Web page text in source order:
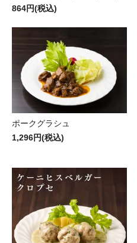
864円(税込)
ポークグラシュ
1,296円(税込)